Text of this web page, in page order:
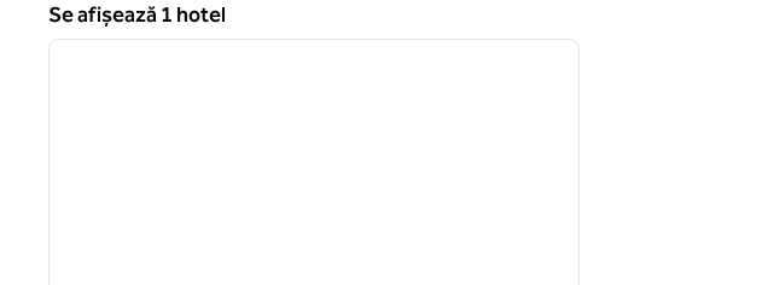
Se afișează 1 hotel
Se afișează 1 hotel
1 din 13
imaginea următoare